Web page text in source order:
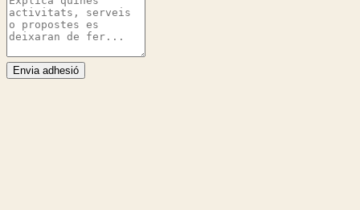
Envia adhesió